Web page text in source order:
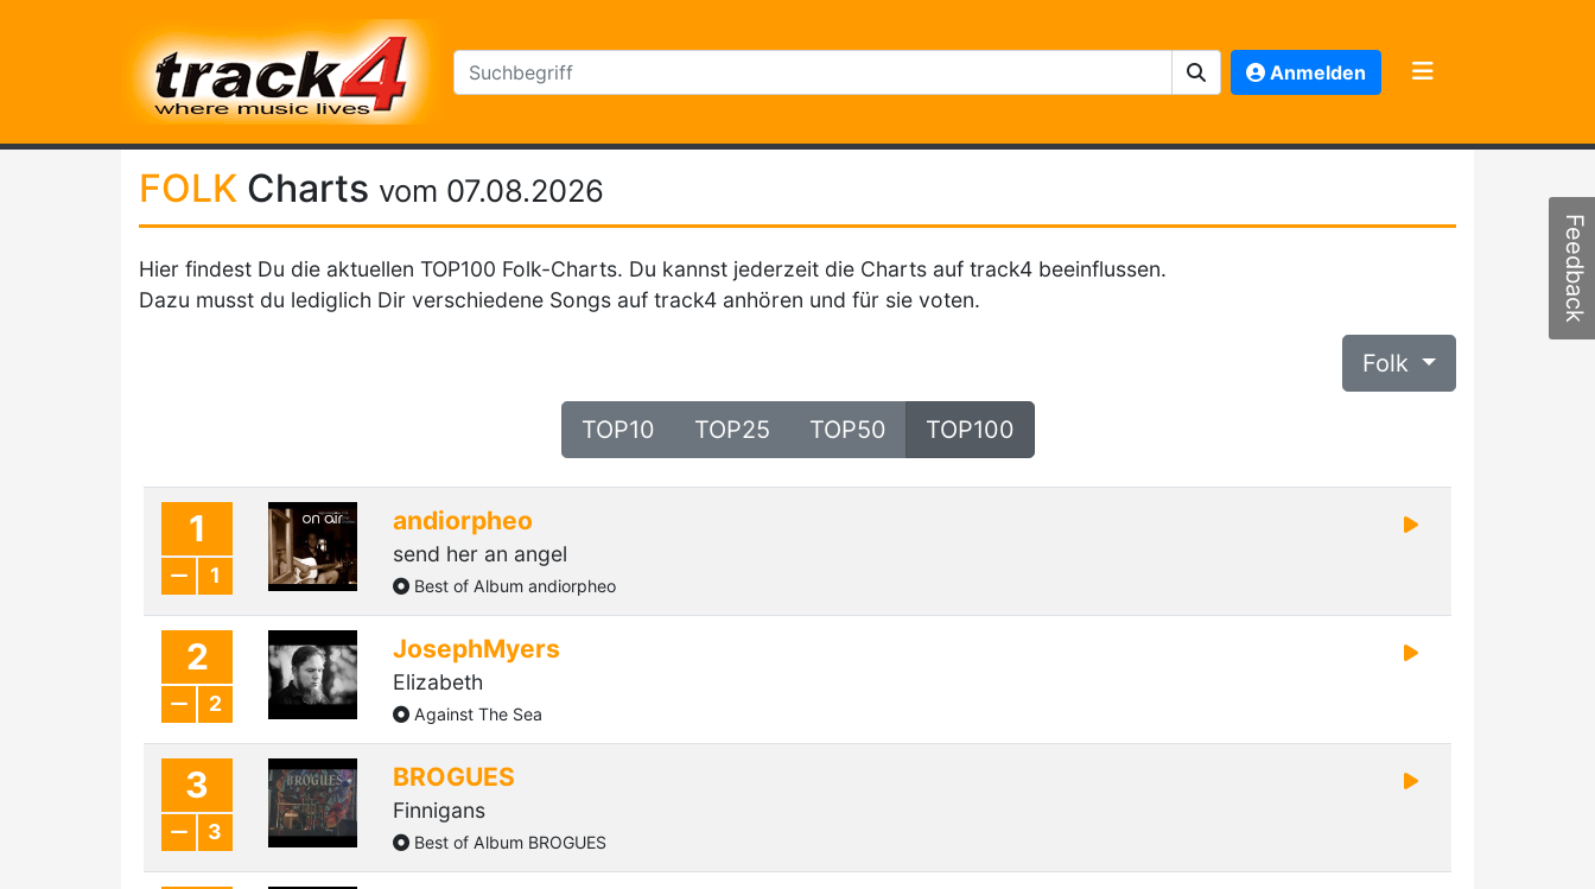
Anmelden
FOLK Charts vom 07.08.2026
Hier findest Du die aktuellen TOP100 Folk-Charts. Du kannst jederzeit die Charts auf track4 beeinflussen.
Dazu musst du lediglich Dir verschiedene Songs auf track4 anhören und für sie voten.
Folk
TOP10 TOP25 TOP50 TOP100
1
1
andiorpheo
send her an angel
Best of Album andiorpheo
2
2
JosephMyers
Elizabeth
Against The Sea
3
3
BROGUES
Finnigans
Best of Album BROGUES
Feedback